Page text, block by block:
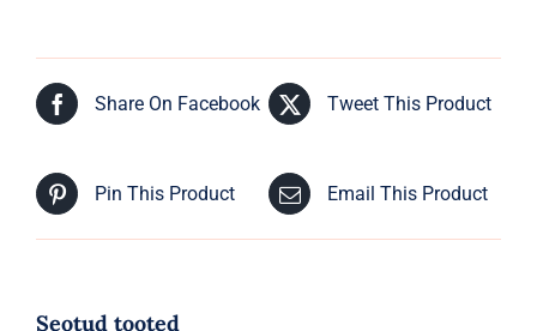
Share On Facebook Tweet This Product
Pin This Product Email This Product
Seotud tooted